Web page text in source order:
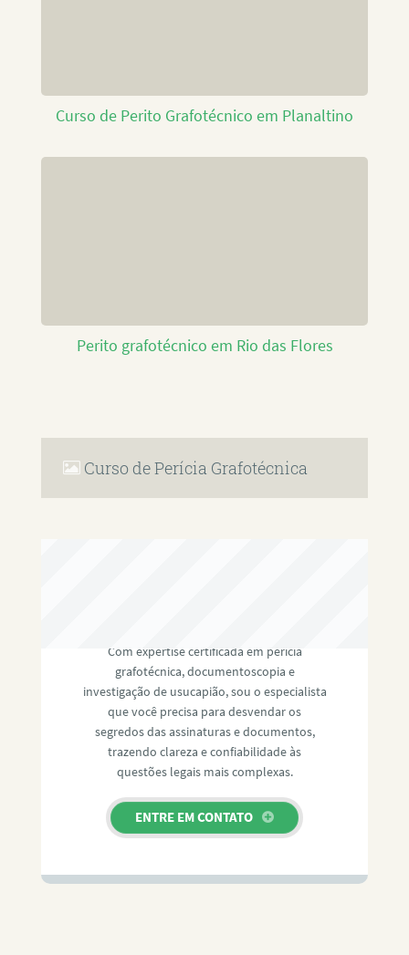
Curso de Perito Grafotécnico em Planaltino
Perito grafotécnico em Rio das Flores
Curso de Perícia Grafotécnica
Com expertise certificada em perícia
grafotécnica, documentoscopia e
investigação de usucapião, sou o especialista
que você precisa para desvendar os
segredos das assinaturas e documentos,
trazendo clareza e confiabilidade às
questões legais mais complexas.
ENTRE EM CONTATO